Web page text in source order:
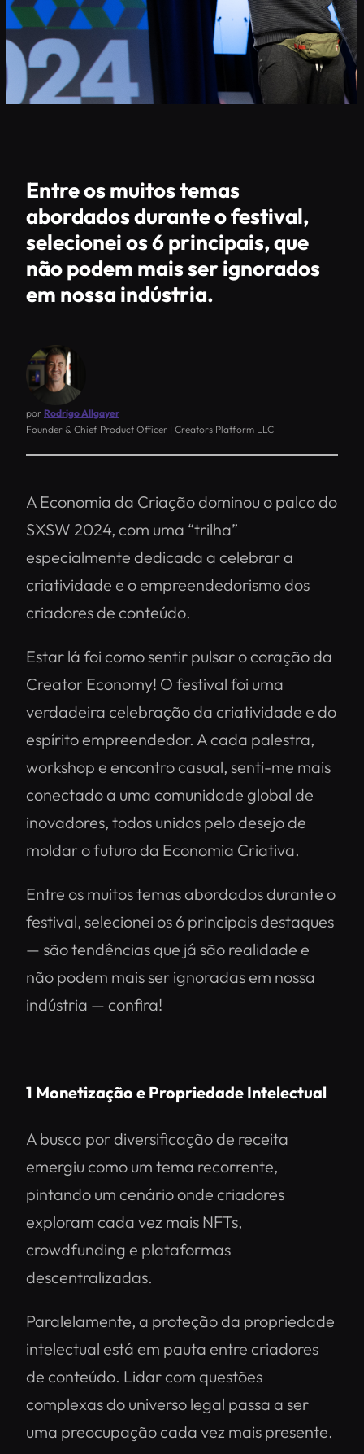
Entre os muitos temas
abordados durante o festival,
selecionei os 6 principais, que
não podem mais ser ignorados
em nossa indústria.
por Rodrigo Allgayer
Founder & Chief Product Officer | Creators Platform LLC
A Economia da Criação dominou o palco do
SXSW 2024, com uma “trilha”
especialmente dedicada a celebrar a
criatividade e o empreendedorismo dos
criadores de conteúdo.
Estar lá foi como sentir pulsar o coração da
Creator Economy! O festival foi uma
verdadeira celebração da criatividade e do
espírito empreendedor. A cada palestra,
workshop e encontro casual, senti-me mais
conectado a uma comunidade global de
inovadores, todos unidos pelo desejo de
moldar o futuro da Economia Criativa.
Entre os muitos temas abordados durante o
festival, selecionei os 6 principais destaques
— são tendências que já são realidade e
não podem mais ser ignoradas em nossa
indústria — confira!
1 Monetização e Propriedade Intelectual
A busca por diversificação de receita
emergiu como um tema recorrente,
pintando um cenário onde criadores
exploram cada vez mais NFTs,
crowdfunding e plataformas
descentralizadas.
Paralelamente, a proteção da propriedade
intelectual está em pauta entre criadores
de conteúdo. Lidar com questões
complexas do universo legal passa a ser
uma preocupação cada vez mais presente.